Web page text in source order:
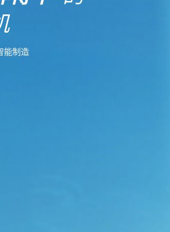
能制造